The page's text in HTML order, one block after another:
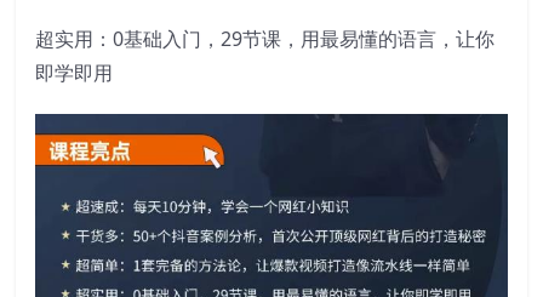
超实用：0基础入门，29节课，用最易懂的语言，让你
即学即用